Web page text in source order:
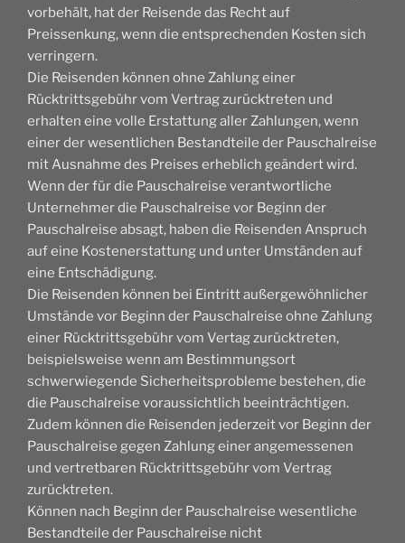
vorbehält, hat der Reisende das Recht auf
Preissenkung, wenn die entsprechenden Kosten sich
verringern.
Die Reisenden können ohne Zahlung einer
Rücktrittsgebühr vom Vertrag zurücktreten und
erhalten eine volle Erstattung aller Zahlungen, wenn
einer der wesentlichen Bestandteile der Pauschalreise
mit Ausnahme des Preises erheblich geändert wird.
Wenn der für die Pauschalreise verantwortliche
Unternehmer die Pauschalreise vor Beginn der
Pauschalreise absagt, haben die Reisenden Anspruch
auf eine Kostenerstattung und unter Umständen auf
eine Entschädigung.
Die Reisenden können bei Eintritt außergewöhnlicher
Umstände vor Beginn der Pauschalreise ohne Zahlung
einer Rücktrittsgebühr vom Vertag zurücktreten,
beispielsweise wenn am Bestimmungsort
schwerwiegende Sicherheitsprobleme bestehen, die
die Pauschalreise voraussichtlich beeinträchtigen.
Zudem können die Reisenden jederzeit vor Beginn der
Pauschalreise gegen Zahlung einer angemessenen
und vertretbaren Rücktrittsgebühr vom Vertrag
zurücktreten.
Können nach Beginn der Pauschalreise wesentliche
Bestandteile der Pauschalreise nicht